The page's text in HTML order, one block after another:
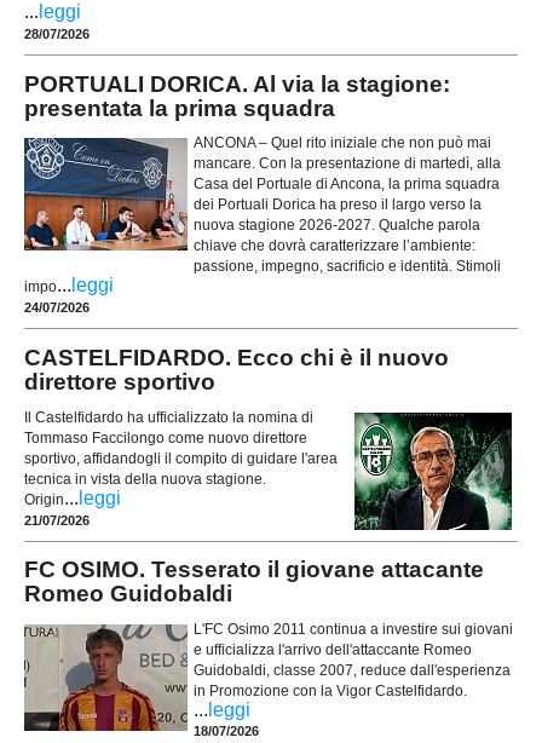
... leggi
28/07/2026
PORTUALI DORICA. Al via la stagione:
presentata la prima squadra
ANCONA – Quel rito iniziale che non può mai
mancare. Con la presentazione di martedì, alla
Casa del Portuale di Ancona, la prima squadra
dei Portuali Dorica ha preso il largo verso la
nuova stagione 2026-2027. Qualche parola
chiave che dovrà caratterizzare l’ambiente:
passione, impegno, sacrificio e identità. Stimoli
impo... leggi
24/07/2026
CASTELFIDARDO. Ecco chi è il nuovo
direttore sportivo
Il Castelfidardo ha ufficializzato la nomina di
Tommaso Faccilongo come nuovo direttore
sportivo, affidandogli il compito di guidare l'area
tecnica in vista della nuova stagione.
Origin... leggi
21/07/2026
FC OSIMO. Tesserato il giovane attacante
Romeo Guidobaldi
L'FC Osimo 2011 continua a investire sui giovani
e ufficializza l'arrivo dell'attaccante Romeo
Guidobaldi, classe 2007, reduce dall'esperienza
in Promozione con la Vigor Castelfidardo.
... leggi
18/07/2026